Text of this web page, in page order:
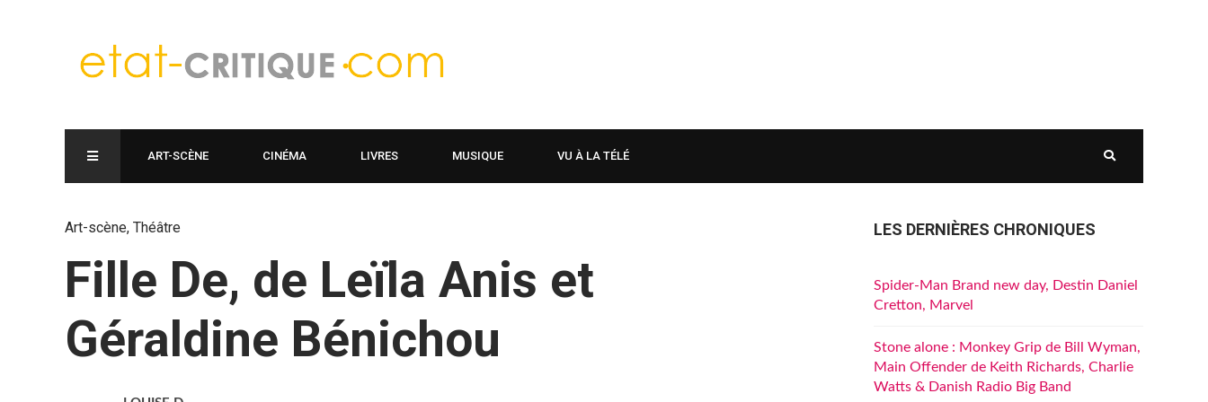
ART-SCÈNE CINÉMA LIVRES MUSIQUE VU À LA TÉLÉ
Art-scène, Théâtre
Fille De, de Leïla Anis et
Géraldine Bénichou
LES DERNIÈRES CHRONIQUES
Spider-Man Brand new day, Destin Daniel
Cretton, Marvel
Stone alone : Monkey Grip de Bill Wyman,
Main Offender de Keith Richards, Charlie
Watts & Danish Radio Big Band